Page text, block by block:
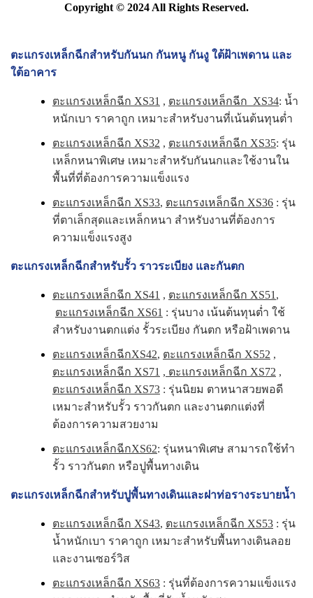
Copyright © 2024 All Rights Reserved.
ตะแกรงเหล็กฉีกสำหรับกันนก กันหนู กันงู ใต้ฝ้าเพดาน และ
ใต้อาคาร
ตะแกรงเหล็กฉีก XS31 , ตะแกรงเหล็กฉีก XS34: น้ำ
หนักเบา ราคาถูก เหมาะสำหรับงานที่เน้นต้นทุนต่ำ
ตะแกรงเหล็กฉีก XS32 , ตะแกรงเหล็กฉีก XS35: รุ่น
เหล็กหนาพิเศษ เหมาะสำหรับกันนกและใช้งานใน
พื้นที่ที่ต้องการความแข็งแรง
ตะแกรงเหล็กฉีก XS33, ตะแกรงเหล็กฉีก XS36 : รุ่น
ที่ตาเล็กสุดและเหล็กหนา สำหรับงานที่ต้องการ
ความแข็งแรงสูง
ตะแกรงเหล็กฉีกสำหรับรั้ว ราวระเบียง และกันตก
ตะแกรงเหล็กฉีก XS41 , ตะแกรงเหล็กฉีก XS51 ,
ตะแกรงเหล็กฉีก XS61 : รุ่นบาง เน้นต้นทุนต่ำ ใช้
สำหรับงานตกแต่ง รั้วระเบียง กันตก หรือฝ้าเพดาน
ตะแกรงเหล็กฉีกXS42, ตะแกรงเหล็กฉีก XS52 ,
ตะแกรงเหล็กฉีก XS71 , ตะแกรงเหล็กฉีก XS72 ,
ตะแกรงเหล็กฉีก XS73 : รุ่นนิยม ตาหนาสวยพอดี
เหมาะสำหรับรั้ว ราวกันตก และงานตกแต่งที่
ต้องการความสวยงาม
ตะแกรงเหล็กฉีกXS62: รุ่นหนาพิเศษ สามารถใช้ทำ
รั้ว ราวกันตก หรือปูพื้นทางเดิน
ตะแกรงเหล็กฉีกสำหรับปูพื้นทางเดินและฝาท่อรางระบายน้ำ
ตะแกรงเหล็กฉีก XS43, ตะแกรงเหล็กฉีก XS53 : รุ่น
น้ำหนักเบา ราคาถูก เหมาะสำหรับพื้นทางเดินลอย
และงานเซอร์วิส
ตะแกรงเหล็กฉีก XS63 : รุ่นที่ต้องการความแข็งแรง